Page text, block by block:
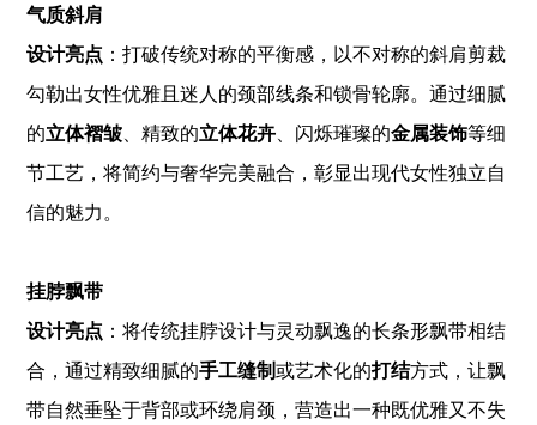
气质斜肩
设计亮点 ：打破传统对称的平衡感，以不对称的斜肩剪裁
勾勒出女性优雅且迷人的颈部线条和锁骨轮廓。通过细腻
的立体褶皱 、精致的立体花卉 、闪烁璀璨的金属装饰等细
节工艺，将简约与奢华完美融合，彰显出现代女性独立自
信的魅力。
挂脖飘带
设计亮点 ：将传统挂脖设计与灵动飘逸的长条形飘带相结
合，通过精致细腻的手工缝制或艺术化的打结方式，让飘
带自然垂坠于背部或环绕肩颈，营造出一种既优雅又不失